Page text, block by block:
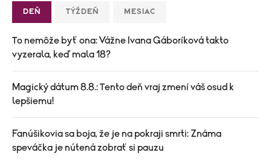
DEŇ TÝŽDEŇ MESIAC
To nemôže byť ona: Vážne Ivana Gáboríková takto
vyzerala, keď mala 18?
Magický dátum 8.8.: Tento deň vraj zmení váš osud k
lepšiemu!
Fanúšikovia sa boja, že je na pokraji smrti: Známa
speváčka je nútená zobrať si pauzu